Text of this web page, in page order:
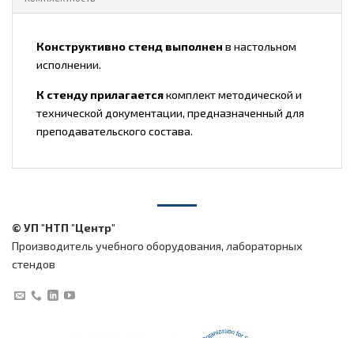
Конструктивно стенд выполнен в настольном
исполнении.
К стенду прилагаетсякомплект методической и
технической документации, предназначенный для
преподавательского состава.
© УП "НТП "Центр"
Производитель учебного оборудования, лабораторных
стендов